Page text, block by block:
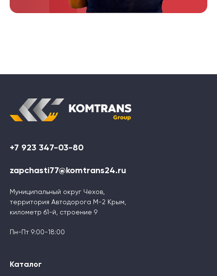
+7 923 347-03-80
zapchasti77@komtrans24.ru
Муниципальный округ Чехов,
территория Автодорога М-2 Крым,
километр 61-й, строение 9
Пн-Пт 9:00-18:00
Каталог